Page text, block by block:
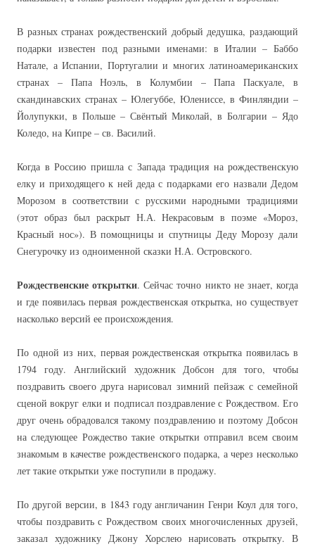
В разных странах рождественский добрый дедушка, раздающий
подарки известен под разными именами: в Италии – Баббо
Натале, а Испании, Португалии и многих латиноамериканских
странах – Папа Ноэль, в Колумбии – Папа Паскуале, в
скандинавских странах – Юлегуббе, Юлениссе, в Финляндии –
Йолупукки, в Польше – Свёнтый Миколай, в Болгарии – Ядо
Коледо, на Кипре – св. Василий.
Когда в Россию пришла с Запада традиция на рождественскую
елку и приходящего к ней деда с подарками его назвали Дедом
Морозом в соответствии с русскими народными традициями
(этот образ был раскрыт Н.А. Некрасовым в поэме «Мороз,
Красный нос»). В помощницы и спутницы Деду Морозу дали
Снегурочку из одноименной сказки Н.А. Островского.
Рождественские открытки. Сейчас точно никто не знает, когда
и где появилась первая рождественская открытка, но существует
насколько версий ее происхождения.
По одной из них, первая рождественская открытка появилась в
1794 году. Английский художник Добсон для того, чтобы
поздравить своего друга нарисовал зимний пейзаж с семейной
сценой вокруг елки и подписал поздравление с Рождеством. Его
друг очень обрадовался такому поздравлению и поэтому Добсон
на следующее Рождество такие открытки отправил всем своим
знакомым в качестве рождественского подарка, а через несколько
лет такие открытки уже поступили в продажу.
По другой версии, в 1843 году англичанин Генри Коул для того,
чтобы поздравить с Рождеством своих многочисленных друзей,
заказал художнику Джону Хорслею нарисовать открытку. В